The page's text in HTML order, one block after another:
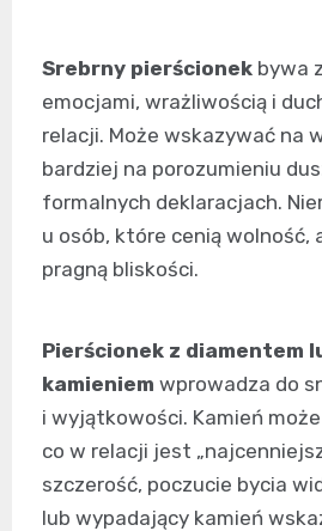
Srebrny pierścionek bywa
emocjami, wrażliwością i
relacji. Może wskazywać na
bardziej na porozumieniu
formalnych deklaracjach.
u osób, które cenią wolność,
pragną bliskości.
Pierścionek z diamentem
kamieniem wprowadza do
i wyjątkowości. Kamień
co w relacji jest
szczerość, poczucie bycia
lub wypadający kamień